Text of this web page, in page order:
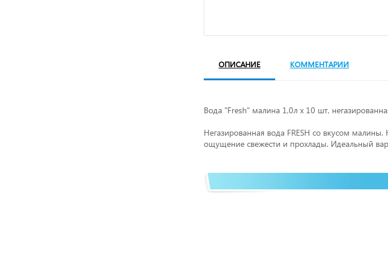
ОПИСАНИЕ КОММЕНТАРИИ
Вода "Fresh" малина 1,0л х 10 шт,
Негазированная вода FRESH со вкусом
ощущение свежести и прохлады. Идеальный